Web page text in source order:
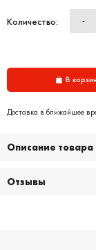
Количество: -
В
Доставка в ближайшее
Описание товара
Отзывы